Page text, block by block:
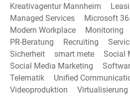
Kreativagentur Mannheim
Managed Services
Microsoft
Modern Workplace
Monitoring
PR-Beratung
Recruiting
Sicherheit
smart mete
Social
Social Media Marketing
Telematik
Unified
Videoproduktion
Virtualisierung